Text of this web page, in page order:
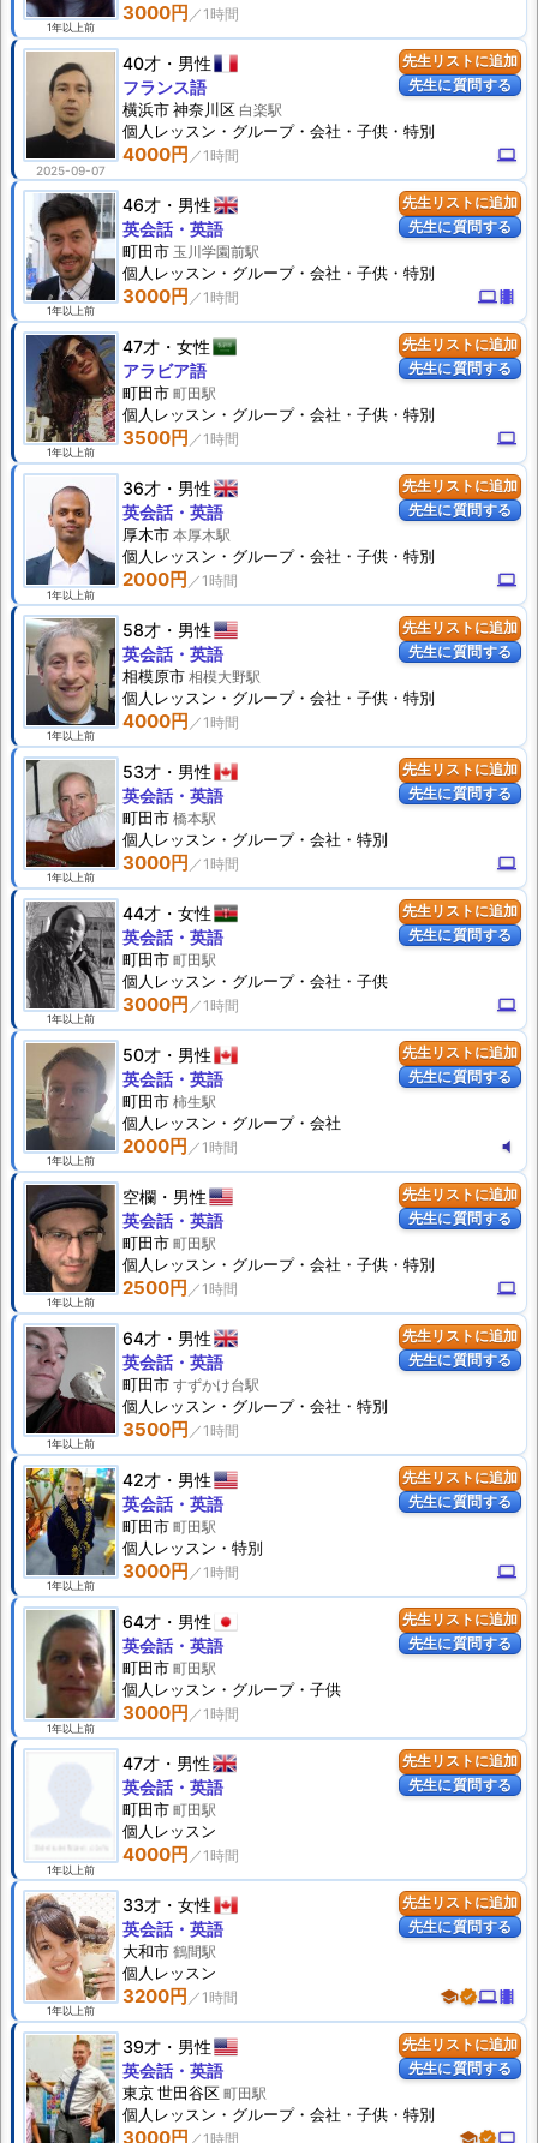
1年以上前
3000円
先生リストに追加
先生に質問する
2025-09-07
40才 男性
4000円 computer
フランス語
横浜市 神奈川区 白楽駅
個人 レッスン ・グループ・会社・子供・特別
先生リストに追加
先生に質問する
1年以上前
46才 男性
3000円 computertheaters
英会話・英語
町田市 玉川学園前駅
個人 レッスン ・グループ・会社・子供・特別
先生リストに追加
先生に質問する
1年以上前
47才 女性
3500円 computer
アラビア語
町田市 町田駅
個人 レッスン ・グループ・会社・子供・特別
先生リストに追加
先生に質問する
1年以上前
36才 男性
2000円 computer
英会話・英語
厚木市 本厚木駅
個人 レッスン ・グループ・会社・子供・特別
先生リストに追加
先生に質問する
1年以上前
58才 男性
4000円
英会話・英語
相模原市 相模大野駅
個人 レッスン ・グループ・会社・子供・特別
先生リストに追加
先生に質問する
1年以上前
53才 男性
3000円 computer
英会話・英語
町田市 橋本駅
個人 レッスン ・グループ・会社・特別
先生リストに追加
先生に質問する
1年以上前
44才 女性
3000円 computer
英会話・英語
町田市 町田駅
個人 レッスン ・グループ・会社・子供
先生リストに追加
先生に質問する
1年以上前
50才 男性
2000円 volume_mute
英会話・英語
町田市 柿生駅
個人 レッスン ・グループ・会社
先生リストに追加
先生に質問する
1年以上前
空欄 男性
2500円 computer
英会話・英語
町田市 町田駅
個人 レッスン ・グループ・会社・子供・特別
先生リストに追加
先生に質問する
1年以上前
64才 男性
3500円
英会話・英語
町田市 すずかけ台駅
個人 レッスン ・グループ・会社・特別
先生リストに追加
先生に質問する
1年以上前
42才 男性
3000円 computer
英会話・英語
町田市 町田駅
個人 レッスン ・特別
先生リストに追加
先生に質問する
1年以上前
64才 男性
3000円
英会話・英語
町田市 町田駅
個人 レッスン ・グループ・子供
先生リストに追加
先生に質問する
1年以上前
47才 男性
4000円
英会話・英語
町田市 町田駅
個人 レッスン
先生リストに追加
先生に質問する
1年以上前
33才 女性
3200円 schoolverifiedcomputertheaters
英会話・英語
大和市 鶴間駅
個人 レッスン
先生リストに追加
先生に質問する
39才 男性
3000円 schoolverifiedcomputer
英会話・英語
東京 世田谷区 町田駅
個人 レッスン ・グループ・会社・子供・特別